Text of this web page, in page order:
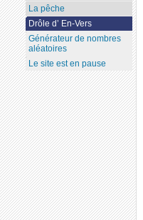
La pêche
Drôle d’ En-Vers
Générateur de nombres
aléatoires
Le site est en pause